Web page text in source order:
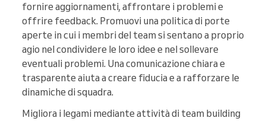
fornire aggiornamenti, affrontare i problemi e
offrire feedback. Promuovi una politica di porte
aperte in cui i membri del team si sentano a proprio
agio nel condividere le loro idee e nel sollevare
eventuali problemi. Una comunicazione chiara e
trasparente aiuta a creare fiducia e a rafforzare le
dinamiche di squadra.
Migliora i legami mediante attività di team building